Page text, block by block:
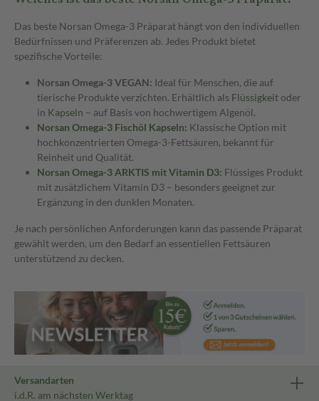
Das beste Norsan Omega-3 Präparat hängt von den individuellen
Bedürfnissen und Präferenzen ab. Jedes Produkt bietet
spezifische Vorteile:
Norsan Omega-3 VEGAN: Ideal für Menschen, die auf
tierische Produkte verzichten. Erhältlich als Flüssigkeitoder
in Kapseln – auf Basis von hochwertigem Algenöl.
Norsan Omega-3 Fischöl Kapseln: Klassische Option mit
hochkonzentrierten Omega-3-Fettsäuren, bekannt für
Reinheit und Qualität.
Norsan Omega-3 ARKTIS mit Vitamin D3: Flüssiges Produkt
mit zusätzlichem Vitamin D3 – besonders geeignet zur
Ergänzung in den dunklen Monaten.
Je nach persönlichen Anforderungen kann das passende Präparat
gewählt werden, um den Bedarf an essentiellen Fettsäuren
unterstützend zu decken.
Versandarten
i.d.R. am nächsten Werktag